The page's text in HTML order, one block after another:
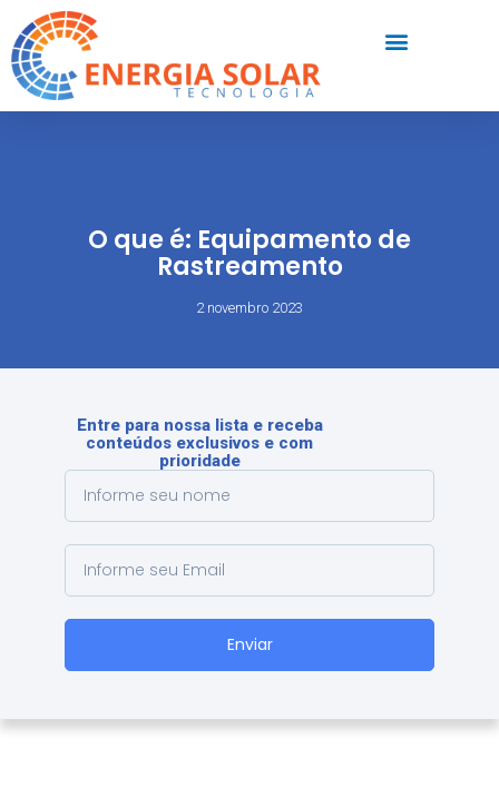
O que é: Equipamento de
Rastreamento
2 novembro 2023
Enviar
Entre para nossa lista e receba
conteúdos exclusivos e com
prioridade